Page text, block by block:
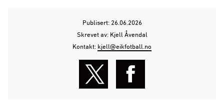
Publisert: 26.06.2026
Skrevet av: Kjell Åvendal
Kontakt: kjell@eikfotball.no